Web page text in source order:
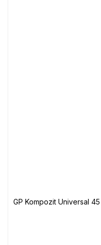
GP Kompozit Universal